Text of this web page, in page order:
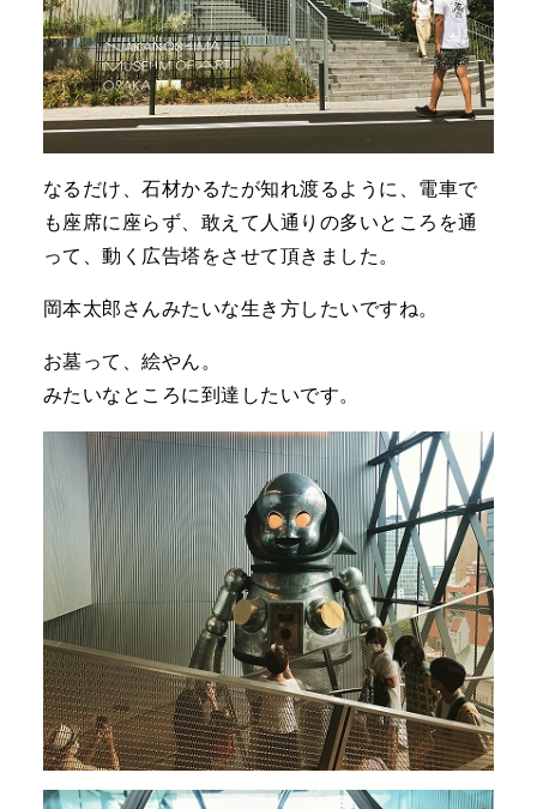
なるだけ、石材かるたが知れ渡るように、電車で
も座席に座らず、敢えて人通りの多いところを通
って、動く広告塔をさせて頂きました。
岡本太郎さんみたいな生き方したいですね。
お墓って、絵やん。
みたいなところに到達したいです。